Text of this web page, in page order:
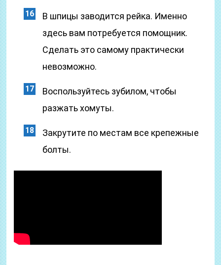
В шпицы заводится рейка. Именно
здесь вам потребуется помощник.
Сделать это самому практически
невозможно.
Воспользуйтесь зубилом, чтобы
разжать хомуты.
Закрутите по местам все крепежные
болты.